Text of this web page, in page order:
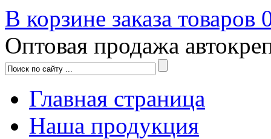
В корзине заказа товаров
Оптовая продажа
Главная страница
Наша продукция